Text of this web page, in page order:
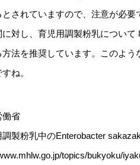
とされていますので、注意が必
に対し、育児用調製粉乳につい
方法を推奨しています。このよ
ね。
働省
製粉乳中のEnterobacter
topics/bukyoku/